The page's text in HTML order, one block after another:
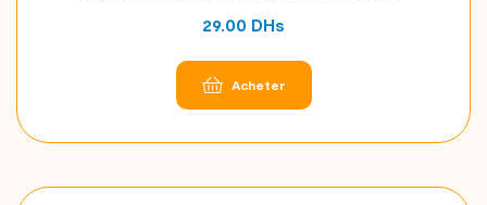
29.00 DHs
Acheter